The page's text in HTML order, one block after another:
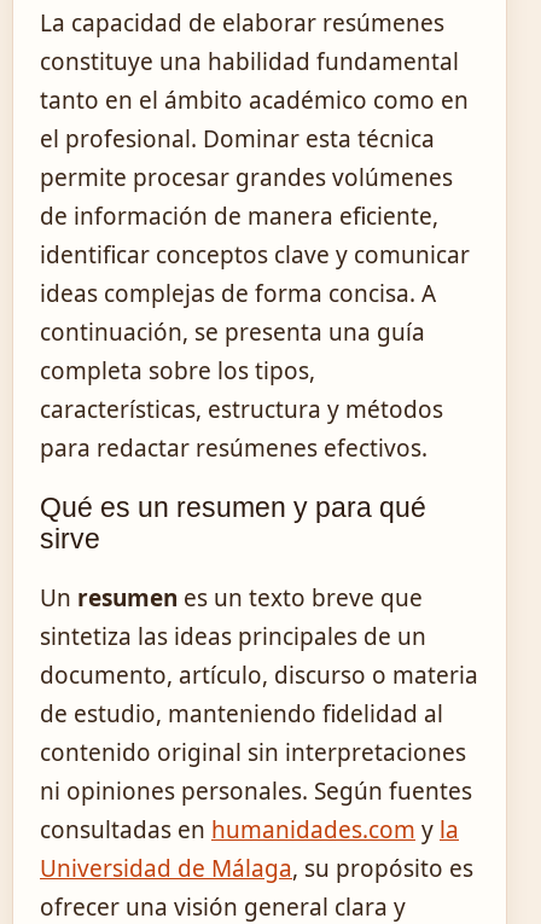
La capacidad de elaborar resúmenes
constituye una habilidad fundamental
tanto en el ámbito académico como en
el profesional. Dominar esta técnica
permite procesar grandes volúmenes
de información de manera eficiente,
identificar conceptos clave y comunicar
ideas complejas de forma concisa. A
continuación, se presenta una guía
completa sobre los tipos,
características, estructura y métodos
para redactar resúmenes efectivos.
Qué es un resumen y para qué
sirve
Un resumen es un texto breve que
sintetiza las ideas principales de un
documento, artículo, discurso o materia
de estudio, manteniendo fidelidad al
contenido original sin interpretaciones
ni opiniones personales. Según fuentes
consultadas en humanidades.com y la
Universidad de Málaga, su propósito es
ofrecer una visión general clara y